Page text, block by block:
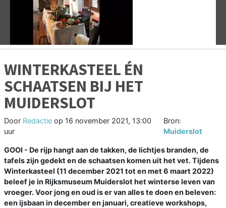
WINTERKASTEEL ÉN
SCHAATSEN BIJ HET
MUIDERSLOT
Door Redactie op 16 november 2021, 13:00
uur
Bron:
Muiderslot
GOOI - De rijp hangt aan de takken, de lichtjes branden, de
tafels zijn gedekt en de schaatsen komen uit het vet. Tijdens
Winterkasteel (11 december 2021 tot en met 6 maart 2022)
beleef je in Rijksmuseum Muiderslot het winterse leven van
vroeger. Voor jong en oud is er van alles te doen en beleven:
een ijsbaan in december en januari, creatieve workshops,